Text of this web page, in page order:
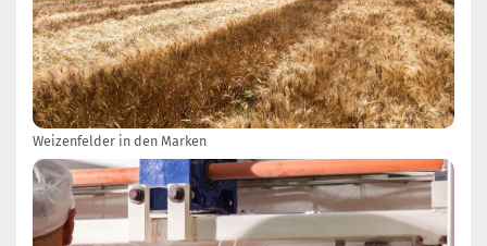
Weizenfelder in den Marken